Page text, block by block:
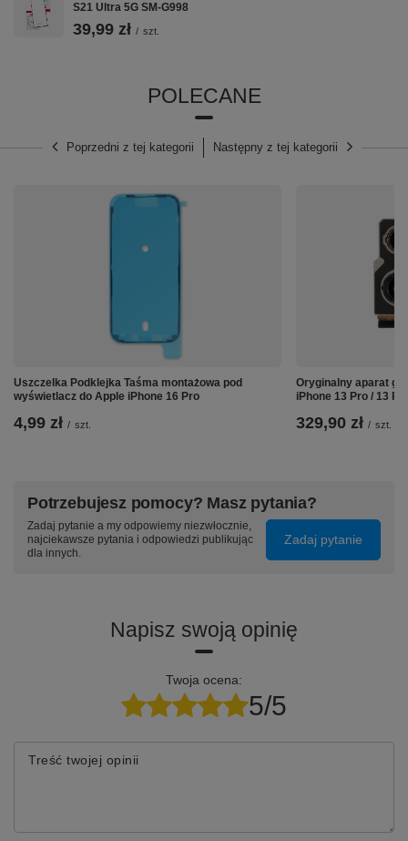
⚙️ Specyfikacja:
Czarny
Wielkość wyświetlacza:
6.74"
Rozdzielczość: 720 x 1600 px
⭐Ekran wielodotykowy(Multi-touch) - TAK
S21 Ultra 5G SM-G998
39,99 zł / szt.
POLECANE
Poprzedni z tej kategorii Następny z tej kategorii
Uszczelka Podklejka Taśma montażowa pod
wyświetlacz do Apple iPhone 16 Pro
4,99 zł / szt.
Oryginalny aparat
iPhone 13 Pro / 13
329,90 zł / szt.
Potrzebujesz pomocy? Masz pytania?
Zadaj pytanie a my odpowiemy niezwłocznie,
najciekawsze pytania i odpowiedzi publikując
dla innych.
Zadaj pytanie
Napisz swoją opinię
Twoja ocena:
5/5
Treść twojej opinii